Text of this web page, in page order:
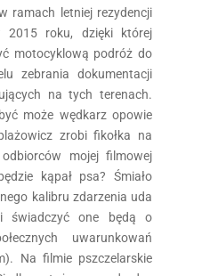
ramach letniej rezydencji
2015 roku, dzięki której
motocyklową podróż do
zebrania dokumentacji
na tych terenach.
może wędkarz opowie
zrobi fikołka na
mojej filmowej
kąpał psa? Śmiało
kalibru zdarzenia uda
świadczyć one będą o
uwarunkowań
Na filmie pszczelarskie